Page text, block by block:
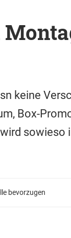
keine
Box-
sowieso
bevorzugen